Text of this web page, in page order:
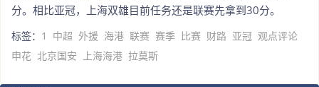
分。相比亚冠，上海双雄目前任务还是联赛先拿到30分。
标签： 1 中超 外援 海港 联赛 赛季 比赛 财路 亚冠 观点评论
申花 北京国安 上海海港 拉莫斯